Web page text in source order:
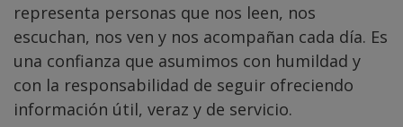
representa personas que nos leen, nos
escuchan, nos ven y nos acompañan cada día. Es
una confianza que asumimos con humildad y
con la responsabilidad de seguir ofreciendo
información útil, veraz y de servicio.